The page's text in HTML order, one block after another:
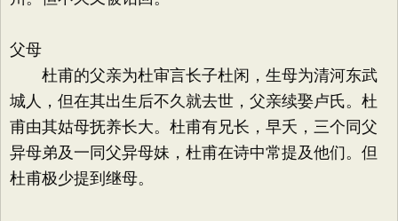
父母
杜甫的父亲为杜审言长子杜闲，生母为清河东武
城人，但在其出生后不久就去世，父亲续娶卢氏。杜
甫由其姑母抚养长大。杜甫有兄长，早夭，三个同父
异母弟及一同父异母妹，杜甫在诗中常提及他们。但
杜甫极少提到继母。